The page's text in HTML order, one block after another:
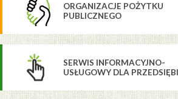
ORGANIZACJE POŻYTKU
PUBLICZNEGO
SERWIS INFORMACYJNO-
USŁUGOWY DLA